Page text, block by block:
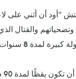
"أود أن أثني على
والقتال